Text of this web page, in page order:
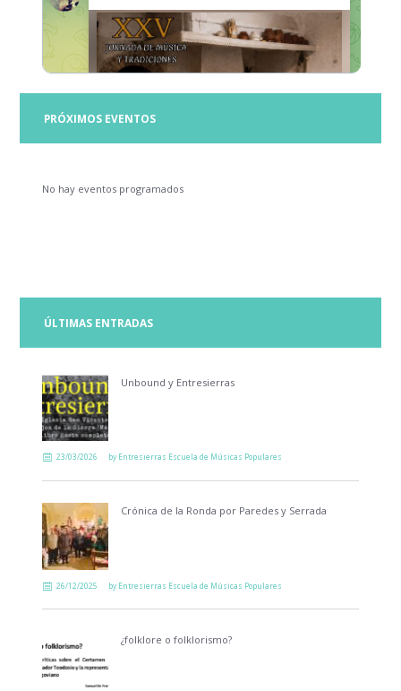
PRÓXIMOS EVENTOS
No hay eventos programados
ÚLTIMAS ENTRADAS
Unbound y Entresierras
23/03/2026 by Entresierras Escuela de Músicas Populares
Crónica de la Ronda por Paredes y Serrada
26/12/2025 by Entresierras Escuela de Músicas Populares
¿folklore o folklorismo?